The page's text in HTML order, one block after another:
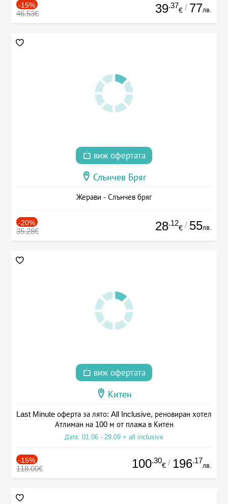
-15%
46.53€ 39.37
€ / 77лв.
виж офертата
Слънчев Бряг
Жерави - Слънчев бряг
-20%
35.28€ 28.12
€ / 55лв.
виж офертата
Китен
Last Minute оферта за лято: All Inclusive, реновиран хотел
Атлиман на 100 м от плажа в Китен
Дата: 01.06 - 29.09 + all inclusive
-15%
118.00€ 100.30
€ / 196.17
лв.